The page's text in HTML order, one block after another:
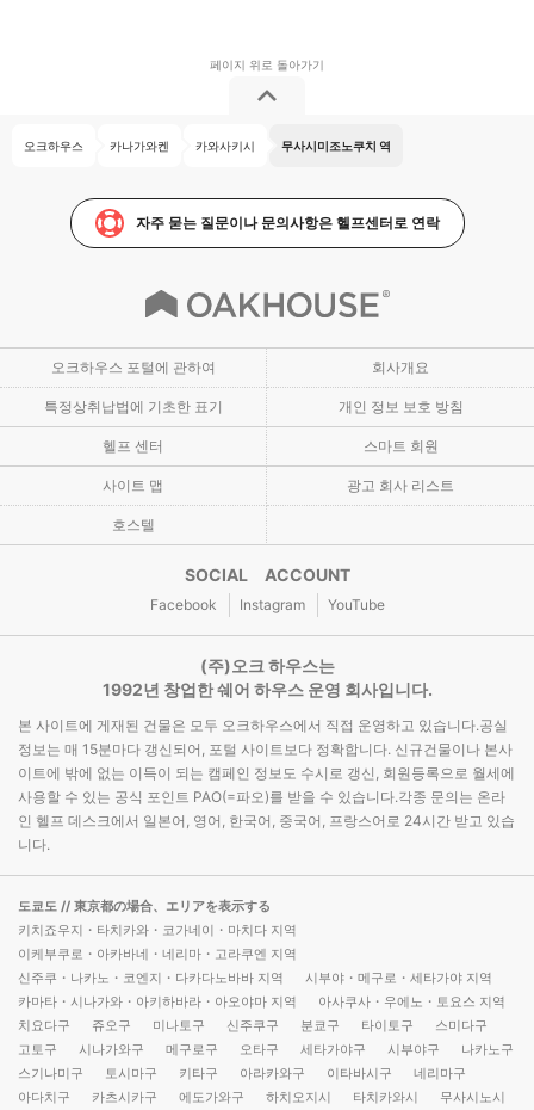
오크하우스 카나가와켄 카와사키시 무사시미조노쿠치 역
자주 묻는 질문이나 문의사항은 헬프센터로 연락
오크하우스 포털에 관하여 회사개요
특정상취납법에 기초한 표기 개인 정보 보호 방침
헬프 센터 스마트 회원
사이트 맵 광고 회사 리스트
호스텔
SOCIAL ACCOUNT
Facebook Instagram YouTube
(주)오크 하우스는
1992년 창업한 쉐어 하우스 운영 회사입니다.
본 사이트에 게재된 건물은 모두 오크하우스에서 직접 운영하고 있습니다.공실
정보는 매 15분마다 갱신되어, 포털 사이트보다 정확합니다. 신규건물이나 본사
이트에 밖에 없는 이득이 되는 캠페인 정보도 수시로 갱신, 회원등록으로 월세에
사용할 수 있는 공식 포인트 PAO(=파오)를 받을 수 있습니다.각종 문의는 온라
인 헬프 데스크에서 일본어, 영어, 한국어, 중국어, 프랑스어로 24시간 받고 있습
니다.
도쿄도 // 東京都の場合、エリアを表示する
키치죠우지・타치카와・코가네이・마치다 지역
이케부쿠로・아카바네・네리마・고라쿠엔 지역
신주쿠・나카노・코엔지・다카다노바바 지역
시부야・메구로・세타가야 지역
카마타・시나가와・아키하바라・아오야마 지역
아사쿠사・우에노・토요스 지역
치요다구
쥬오구 미나토구 신주쿠구 분쿄구 타이토구
스미다구
고토구
시나가와구 메구로구 오타구 세타가야구 시부야구
나카노구
스기나미구
토시마구 키타구 아라카와구 이타바시구
네리마구
아다치구
카츠시카구 에도가와구 하치오지시 타치카와시
무사시노시